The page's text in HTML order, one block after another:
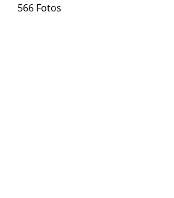
566 Fotos